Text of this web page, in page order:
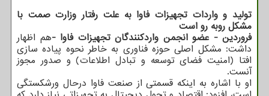
تولید و واردات تجهیزات فاوا به علت رفتار وزارت صمت با
مشکل روبه رو است
فروردین - عضو انجمن واردکنندگان تجهیزات فاوا -هم اظهار
داشت: مشکل اصلی حوزه فناوری به خاطر نحوه پیاده سازی
افتا (امنیت فضای توسعه و تبادل اطلاعات) و صدور مجوز
آنست.
او با اشاره به اینکه قسمتی از صنعت فاوا درحال ورشکستگی